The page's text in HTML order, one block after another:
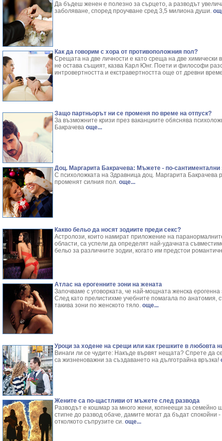
Да бъдеш женен е полезно за сърцето, а разводът
заболяване, според проучване сред 3,5 милиона души.
Как да говорим с хора от противоположния пол?
Срещата на две личности е като среща на две химически
не остава същият, казва Карл Юнг. Поети и философи
интровертността и екстравертността още от древни
Защо партньорът ни се променя по време на отпуск?
За възможните кризи през ваканциите обяснява
Бакрачева още...
Доц. Маргарита Бакрачева: Мъжете - по-сантиментални
С психоложката на Здравница доц. Маргарита Бакрачева
променят силния пол. още...
Какво бельо да носят зодиите преди секс?
Астролози, които намират приложение на
области, са успели да определят най-удачната
бельо за различните зодии, когато им предстои
Атлас на ерогенните зони на жената
Започваме с уговорката, че най-мощната женска
След като прелистихме учебните помагала по анатомия,
такива зони по женското тяло. още...
Уроци за ходене на срещи или как грешките в любовта
Винаги ли се чудите: Накъде вървят нещата? Спрете да
са жизненоважни за създаването на дълготрайна връзка!
Жените са по-щастливи от мъжете след развода
Разводът е кошмар за много жени, копнеещи за семейно
стигне до развод обаче, дамите могат да бъдат спокойни
отколкото съпрузите си. още...